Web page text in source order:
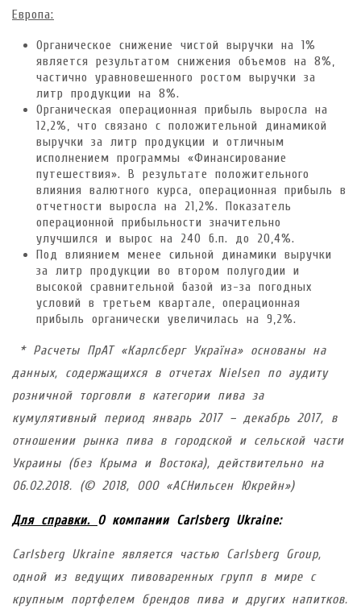
Европа:
Органическое снижение чистой выручки на 1%
является результатом снижения объемов на 8%,
частично уравновешенного ростом выручки за
литр продукции на 8%.
Органическая операционная прибыль выросла на
12,2%, что связано с положительной динамикой
выручки за литр продукции и отличным
исполнением программы «Финансирование
путешествия». В результате положительного
влияния валютного курса, операционная прибыль в
отчетности выросла на 21,2%. Показатель
операционной прибыльности значительно
улучшился и вырос на 240 б.п. до 20,4%.
Под влиянием менее сильной динамики выручки
за литр продукции во втором полугодии и
высокой сравнительной базой из-за погодных
условий в третьем квартале, операционная
прибыль органически увеличилась на 9,2%.
* Расчеты ПрАТ «Карлсберг Україна» основаны на
данных, содержащихся в отчетах Nielsen по аудиту
розничной торговли в категории пива за
кумулятивный период январь 2017 – декабрь 2017, в
отношении рынка пива в городской и сельской части
Украины (без Крыма и Востока), действительно на
06.02.2018. (© 2018, ООО «АСНильсен Юкрейн»)
Для справки. О компании Carlsberg Ukraine:
Carlsberg Ukraine является частью Carlsberg Group,
одной из ведущих пивоваренных групп в мире с
крупным портфелем брендов пива и других напитков.